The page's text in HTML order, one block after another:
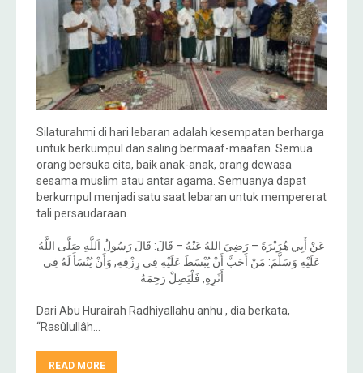
Silaturahmi di hari lebaran adalah kesempatan berharga
untuk berkumpul dan saling bermaaf-maafan. Semua
orang bersuka cita, baik anak-anak, orang dewasa
sesama muslim atau antar agama. Semuanya dapat
berkumpul menjadi satu saat lebaran untuk mempererat
tali persaudaraan.
عَنْ أَبِي هُرَيْرَةَ – رَضِيَ اللهُ عَنْهُ – قَالَ: قَالَ رَسُولُ اَللَّهِ صَلَّى اللَّهُ
عَلَيْهِ وَسَلَّمَ: مَنْ أَحَبَّ أَنْ يُبْسَطَ عَلَيْهِ فِي رِزْقِهِ, وَأَنْ يُنْسَأَ لَهُ فِي
أَثَرِهِ, فَلْيَصِلْ رَحِمَهُ
Dari Abu Hurairah Radhiyallahu anhu , dia berkata,
“Rasûlullâh…
READ MORE